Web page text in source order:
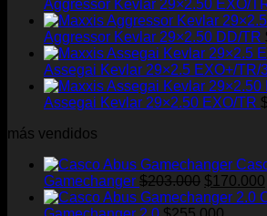
Aggressor Kevlar 29×2.50 EXO/
Aggressor Kevlar 29×2.50 DD/TR
Assegai Kevlar 29×2.5 EXO+/TR/
Assegai Kevlar 29×2.50 EXO/TR $
más vendidos
Gamechanger $203.000 El
precio
original
$170.000